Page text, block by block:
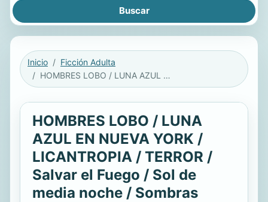
Inicio
Ficción Adulta
HOMBRES LOBO / LUNA AZUL EN NUEVA YORK / LICANTROPIA / TERROR / Salvar el Fuego / Sol de media noche / Sombras
HOMBRES LOBO / LUNA
AZUL EN NUEVA YORK /
LICANTROPIA / TERROR /
Salvar el Fuego / Sol de
media noche / Sombras